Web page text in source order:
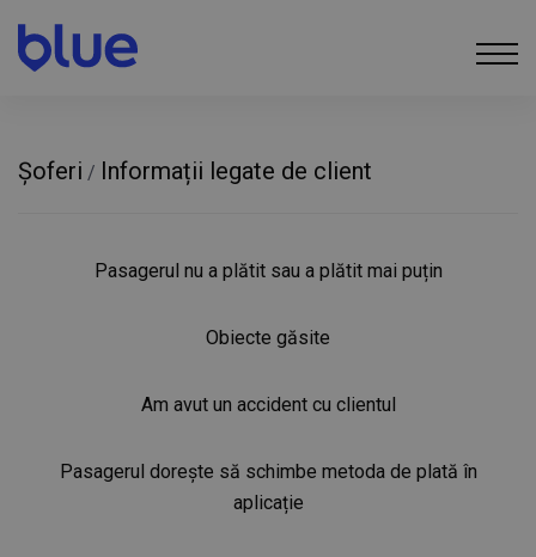
Șoferi / Informații legate de client
Pasagerul nu a plătit sau a plătit mai puțin
Obiecte găsite
Am avut un accident cu clientul
Pasagerul dorește să schimbe metoda de plată în
aplicație